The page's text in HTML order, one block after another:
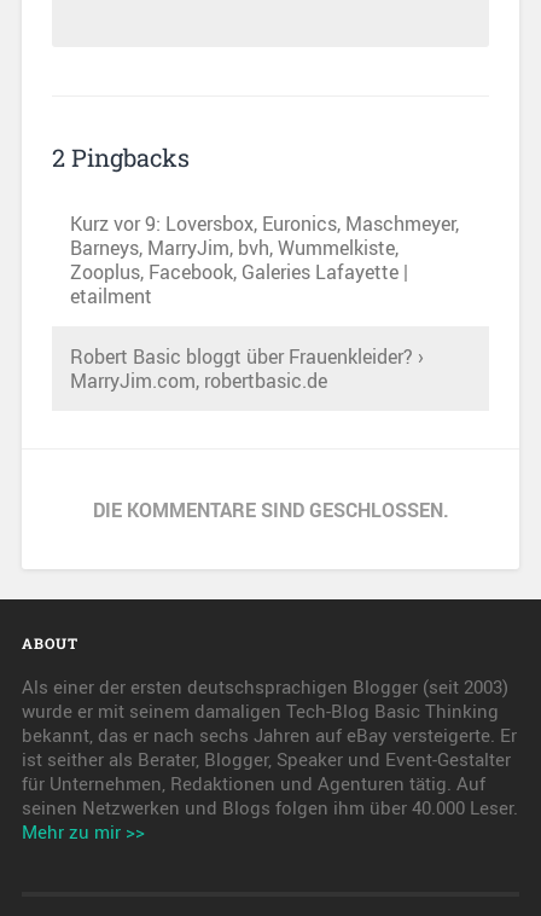
2 Pingbacks
Kurz vor 9: Loversbox, Euronics, Maschmeyer,
Barneys, MarryJim, bvh, Wummelkiste,
Zooplus, Facebook, Galeries Lafayette |
etailment
Robert Basic bloggt über Frauenkleider? ›
MarryJim.com, robertbasic.de
DIE KOMMENTARE SIND GESCHLOSSEN.
ABOUT
Als einer der ersten deutschsprachigen Blogger (seit 2003)
wurde er mit seinem damaligen Tech-Blog Basic Thinking
bekannt, das er nach sechs Jahren auf eBay versteigerte. Er
ist seither als Berater, Blogger, Speaker und Event-Gestalter
für Unternehmen, Redaktionen und Agenturen tätig. Auf
seinen Netzwerken und Blogs folgen ihm über 40.000 Leser.
Mehr zu mir >>